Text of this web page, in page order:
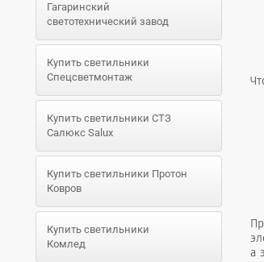
Гагаринский
светотехнический завод
Купить светильники
Спецсветмонтаж
Купить светильники СТЗ
Салюкс Salux
Купить светильники Протон
Ковров
Купить светильники
Комлед
а